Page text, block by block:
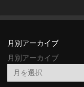
月別アーカイブ
月別アーカイブ